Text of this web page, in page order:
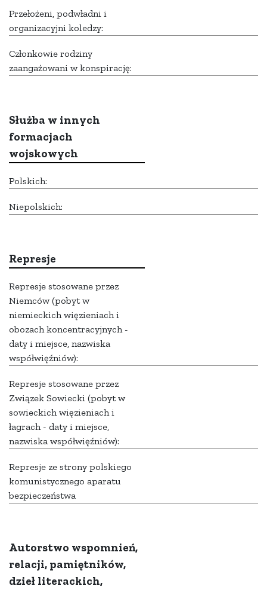
Przełożeni, podwładni i
organizacyjni koledzy:
Członkowie rodziny
zaangażowani w konspirację:
Służba w innych
formacjach
wojskowych
Polskich:
Niepolskich:
Represje
Represje stosowane przez
Niemców (pobyt w
niemieckich więzieniach i
obozach koncentracyjnych -
daty i miejsce, nazwiska
współwięźniów):
Represje stosowane przez
Związek Sowiecki (pobyt w
sowieckich więzieniach i
łagrach - daty i miejsce,
nazwiska współwięźniów):
Represje ze strony polskiego
komunistycznego aparatu
bezpieczeństwa
Autorstwo wspomnień,
relacji, pamiętników,
dzieł literackich,